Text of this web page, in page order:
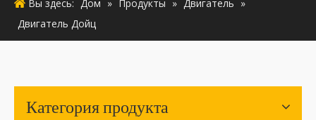
Вы здесь: Дом » Продукты » Двигатель »
Двигатель Дойц
Категория продукта